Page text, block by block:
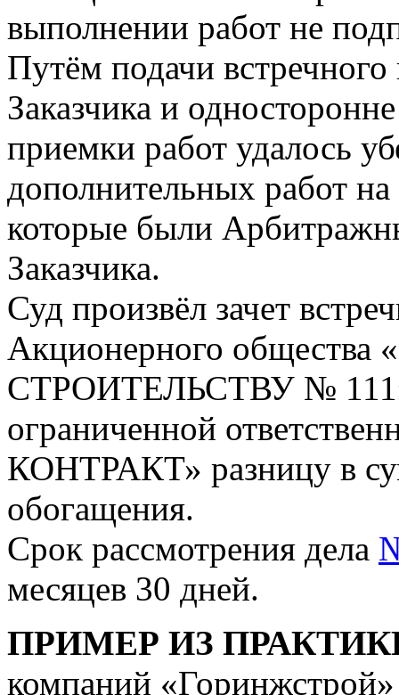
выполнении работ не
Путём подачи
Заказчика и
приемки работ удалось
дополнительных работ
которые были
Заказчика.
Суд произвёл зачет
Акционерного
СТРОИТЕЛЬСТВУ № 111»
ограниченной
КОНТРАКТ» разницу в
обогащения.
Срок рассмотрения дела
месяцев 30 дней.
ПРИМЕР ИЗ
компаний